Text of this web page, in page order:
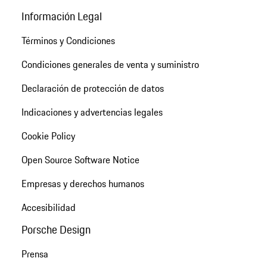
Información Legal
Términos y Condiciones
Condiciones generales de venta y suministro
Declaración de protección de datos
Indicaciones y advertencias legales
Cookie Policy
Open Source Software Notice
Empresas y derechos humanos
Accesibilidad
Porsche Design
Prensa